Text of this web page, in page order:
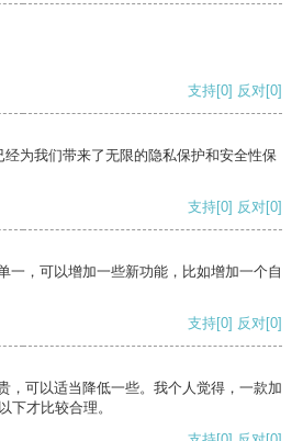
支持[0] 反对[0]
为我们带来了无限的隐私保护和安全性保
支持[0] 反对[0]
一，可以增加一些新功能，比如增加一个自
支持[0] 反对[0]
，可以适当降低一些。我个人觉得，一款加
下才比较合理。